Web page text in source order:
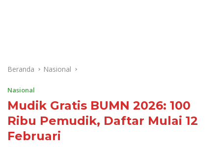
Beranda Nasional
Nasional
Mudik Gratis BUMN 2026: 100
Ribu Pemudik, Daftar Mulai 12
Februari